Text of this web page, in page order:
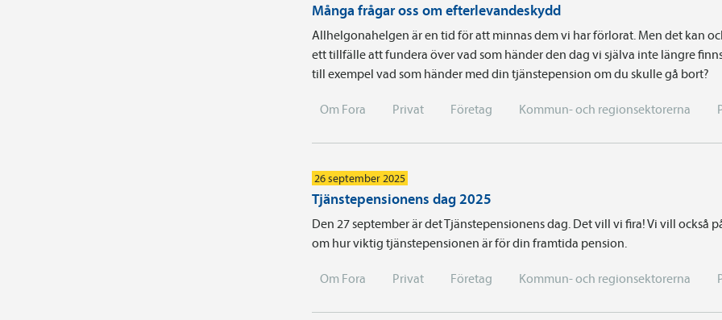
Många frågar oss om efterlevandeskydd
Allhelgonahelgen är en tid för att minnas dem vi har förlorat. Men det kan
ett tillfälle att fundera över vad som händer den dag vi själva inte längre
till exempel vad som händer med din tjänstepension om du skulle gå bort?
Om Fora Privat Företag Kommun- och regionsektorerna
26 september 2025
Tjänstepensionens dag 2025
Den 27 september är det Tjänstepensionens dag. Det vill vi fira! Vi vill också
om hur viktig tjänstepensionen är för din framtida pension.
Om Fora Privat Företag Kommun- och regionsektorerna